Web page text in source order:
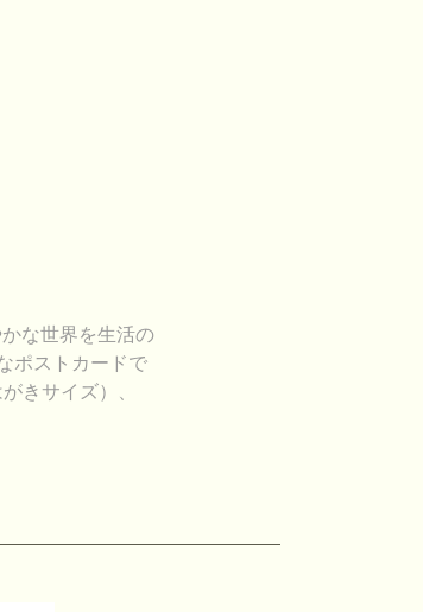
な世界を生活の
ポストカードで
きサイズ）、